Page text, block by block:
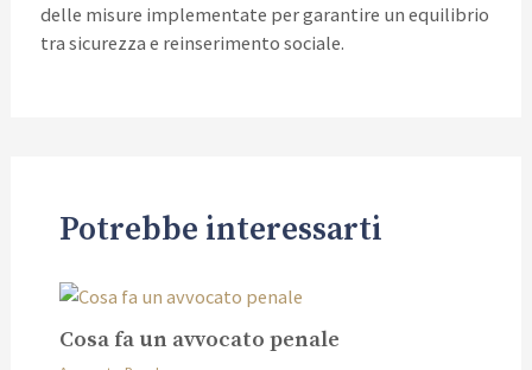
delle misure implementate per garantire un equilibrio
tra sicurezza e reinserimento sociale.
Potrebbe interessarti
Cosa fa un avvocato penale